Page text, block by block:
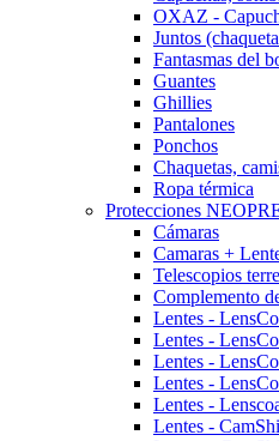
OXAZ -
Juntos
Fantasmas del
Guantes
Ghillies
Pantalones
Ponchos
Chaquetas,
Ropa térmica
Protecciones
Cámaras
Camaras +
Telescopios
Complemento
Lentes -
Lentes -
Lentes -
Lentes -
Lentes -
Lentes -